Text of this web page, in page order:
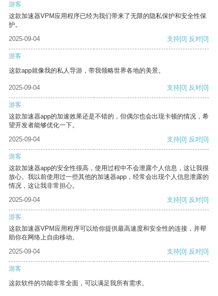
游客
这款加速器VPM应用程序已经为我们带来了无限的隐私保护和安全性保
护。
2025-09-04
支持[0] 反对[0]
游客
这款app就像我的私人导游，带我领略世界各地的美景。
2025-09-04 支持[0] 反对[0]
游客
这款加速器app的加速效果还是不错的，但偶尔也会出现卡顿的情况，希
望开发者能够优化一下。
2025-09-04
支持[0] 反对[0]
游客
这款加速器app的安全性很高，使用过程中不会泄露个人信息，这让我很
放心。我以前使用过一些其他的加速器app，经常会出现个人信息泄露的
情况，这让我非常担心。
2025-09-04
支持[0] 反对[0]
游客
这款加速器VPM应用程序可以给你提供最高速度和安全性的连接，并帮
助你在网络上自由移动。
2025-09-04
支持[0] 反对[0]
游客
这款软件的功能非常全面，可以满足我所有需求。